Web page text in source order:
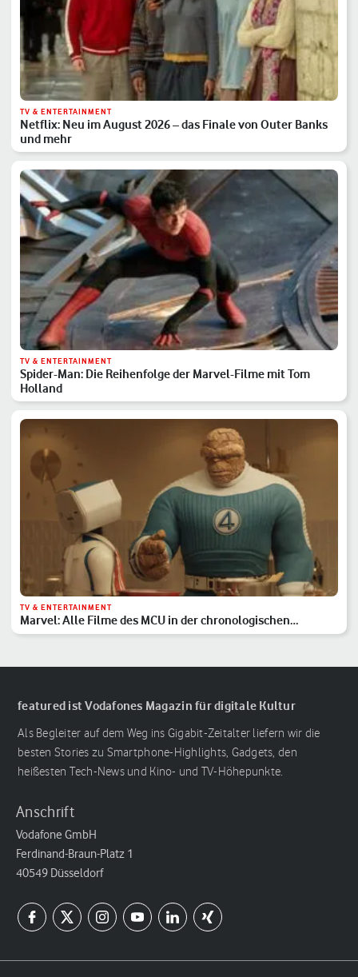
TV & ENTERTAINMENT
Netflix: Neu im August 2026 – das Finale von Outer Banks
und mehr
TV & ENTERTAINMENT
Spider-Man: Die Reihenfolge der Marvel-Filme mit Tom
Holland
TV & ENTERTAINMENT
Marvel: Alle Filme des MCU in der chronologischen
Reihenfolge
featured ist Vodafones Magazin für digitale Kultur
Als Begleiter auf dem Weg ins Gigabit-Zeitalter liefern wir die
besten Stories zu Smartphone-Highlights, Gadgets, den
heißesten Tech-News und Kino- und TV-Höhepunkte.
Anschrift
Vodafone GmbH
Ferdinand-Braun-Platz 1
40549 Düsseldorf